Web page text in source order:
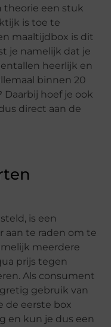
theorie een stuk
is toe te
maaltijdbox is dit
je namelijk dat je
heerlijk en
binnen 20
hoef je ook
direct aan de
is een
aan te raden om te
meerdere
prijs tegen
Als consument
gebruik van
de eerste box
en kun je dus een